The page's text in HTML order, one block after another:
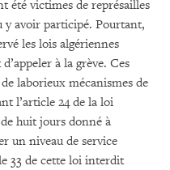
été victimes de représailles
y avoir participé. Pourtant,
les lois algériennes
à la grève. Ces
laborieux mécanismes de
l’article 24 de la loi
huit jours donné à
un niveau de service
33 de cette loi interdit